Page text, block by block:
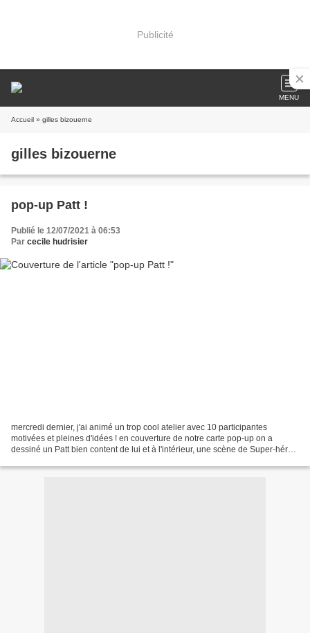
Publicité
MENU
Accueil » gilles bizouerne
gilles bizouerne
pop-up Patt !
Publié le 12/07/2021 à 06:53
Par cecile hudrisier
mercredi dernier, j'ai animé un trop cool atelier avec 10 participantes
motivées et pleines d'idées ! en couverture de notre carte pop-up on a
dessiné un Patt bien content de lui et à l'intérieur, une scène de Super-héro,